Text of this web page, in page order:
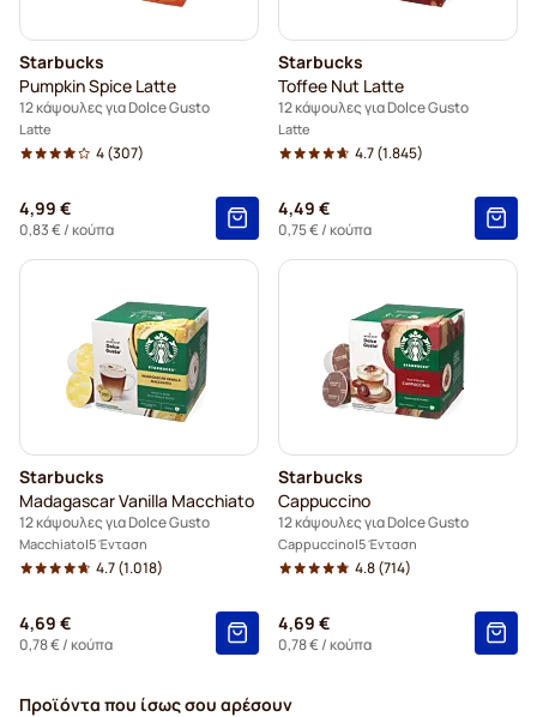
Starbucks
Pumpkin Spice Latte
12 κάψουλες για Dolce Gusto
Latte
4(307)
4,99 €
0,83 €/ κούπα
Starbucks
Toffee Nut Latte
12 κάψουλες για Dolce Gusto
Latte
4.7(1.845)
4,49 €
0,75 €/ κούπα
Starbucks
Madagascar Vanilla Macchiato
12 κάψουλες για Dolce Gusto
Macchiato 5 Ένταση
4.7(1.018)
4,69 €
0,78 €/ κούπα
Starbucks
Cappuccino
12 κάψουλες για Dolce Gusto
Cappuccino 5 Ένταση
4.8(714)
4,69 €
0,78 €/ κούπα
Προϊόντα που ίσως σου αρέσουν